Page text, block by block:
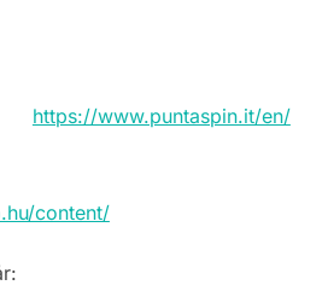
https://www.puntaspin.it/en/
content/